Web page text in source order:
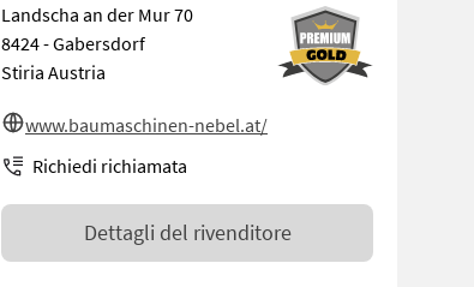
Landscha an der Mur 70
8424 - Gabersdorf
Stiria Austria
www.baumaschinen-nebel.at/
Richiedi richiamata
Dettagli del rivenditore